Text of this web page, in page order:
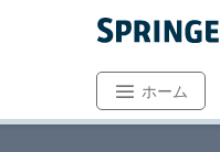
ホーム